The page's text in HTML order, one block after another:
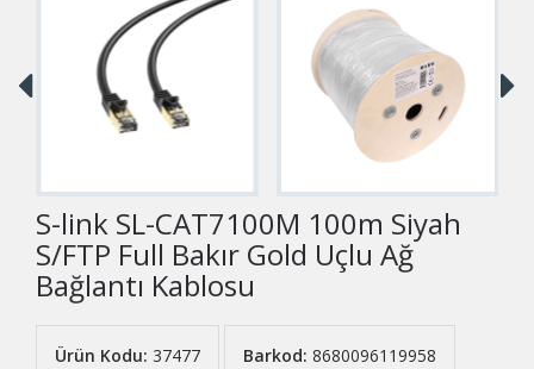
S-link SL-CAT7100M 100m Siyah
S/FTP Full Bakır Gold Uçlu Ağ
Bağlantı Kablosu
Ürün Kodu: 37477 Barkod: 8680096119958